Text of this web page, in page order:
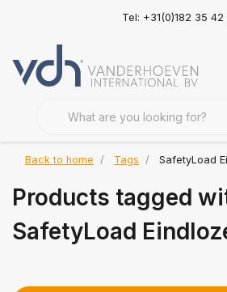
Tel: +31(0)182 35 42
Back to home Tags SafetyLoad
Products tagged
SafetyLoad